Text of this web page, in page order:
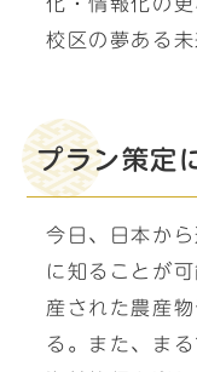
校区の夢ある未
プラン策定
今日、日本か
に知ることが
産された農産
る。また、ま